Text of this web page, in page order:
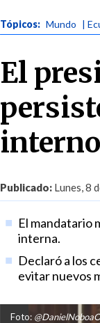
Tópicos: Mundo |
El
Publicado: Lunes, 8
El mandatario
interna.
Declaró a los
evitar nuevos
Foto: